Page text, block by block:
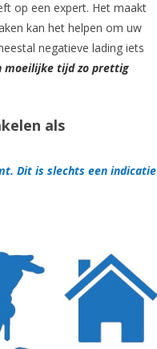
op een expert. Het maakt
kan het helpen om uw
negatieve lading iets
moeilijke tijd zo prettig
als
Dit is slechts een indicatie